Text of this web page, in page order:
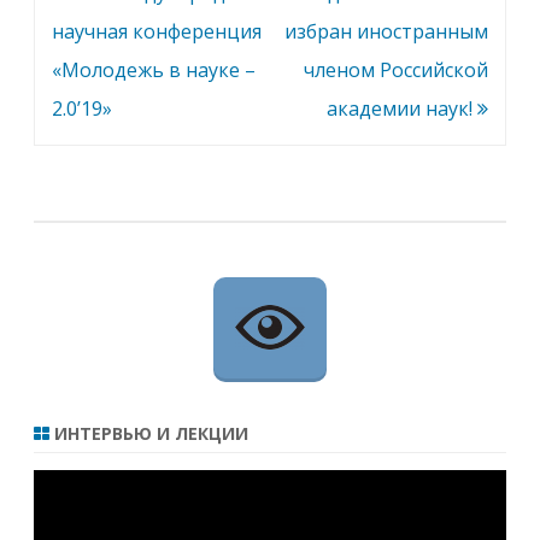
по
записям
научная конференция
«Молодежь в науке –
2.0’19»
избран иностранным
членом Российской
академии наук!
ИНТЕРВЬЮ И ЛЕКЦИИ
Видеоплеер